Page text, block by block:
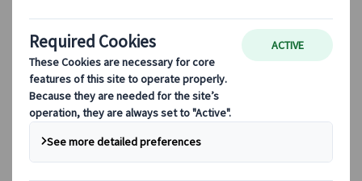
Le Japon au fil des saisons
Les incontournables du Japon
La culture japonaise
La gastronomie japonaise
Explorer le Japon en train
Questions fréquentes
Informations utiles
Règles du savoir-vivre au Japon
Conduire au Japon
Réserver avec nous
Japan Rail Pass